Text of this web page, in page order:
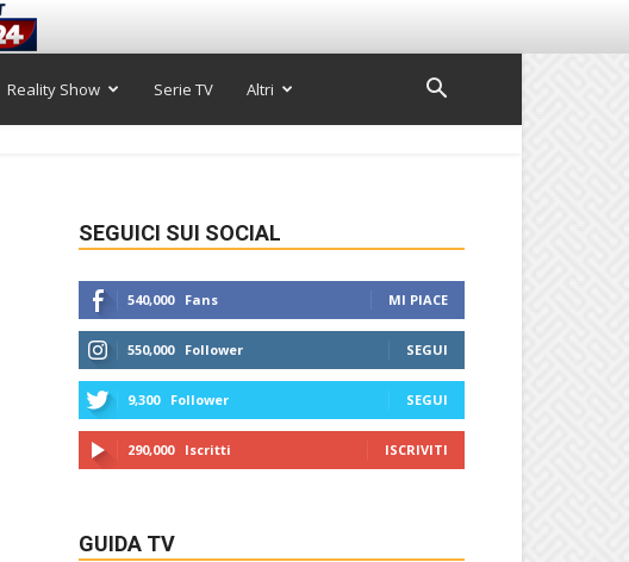
Reality Show Serie TV Altri
SEGUICI SUI SOCIAL
540,000 Fans MI PIACE
550,000 Follower SEGUI
9,300 Follower SEGUI
290,000 Iscritti ISCRIVITI
GUIDA TV